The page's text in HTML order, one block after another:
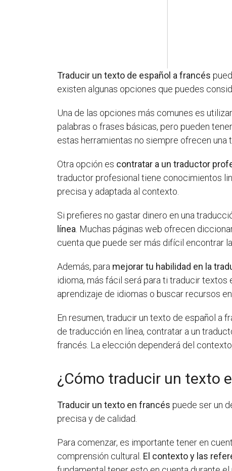
Traducir un texto de español a francés
existen algunas opciones que puedes
Una de las opciones más comunes es utilizar
palabras o frases básicas, pero pueden
estas herramientas no siempre ofrecen
Otra opción es contratar a un traductor
traductor profesional tiene conocimientos
precisa y adaptada al contexto.
Si prefieres no gastar dinero en una
línea. Muchas páginas web ofrecen
cuenta que puede ser más difícil encontrar
Además, para mejorar tu habilidad en la
idioma, más fácil será para ti traducir
aprendizaje de idiomas o buscar recursos
En resumen, traducir un texto de español a
de traducción en línea, contratar a un
francés. La elección dependerá del
¿Cómo traducir un texto
Traducir un texto en francés puede ser un
precisa y de calidad.
Para comenzar, es importante tener en
comprensión cultural. El contexto y las